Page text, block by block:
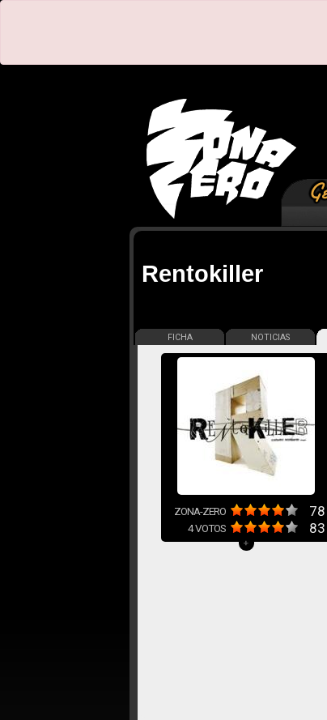
Rentokiller
FICHA NOTICIAS
ZONA-ZERO 78
4VOTOS 83
+